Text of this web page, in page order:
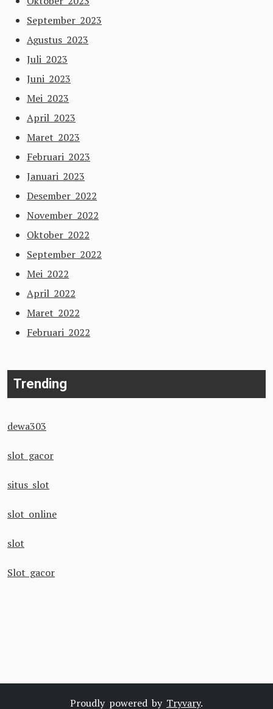
September 2023
Agustus 2023
Juli 2023
Juni 2023
Mei 2023
April 2023
Maret 2023
Februari 2023
Januari 2023
Desember 2022
November 2022
Oktober 2022
September 2022
Mei 2022
April 2022
Maret 2022
Februari 2022
Trending
dewa303
slot gacor
situs slot
slot online
slot
Slot gacor
Proudly powered by Tryvary.